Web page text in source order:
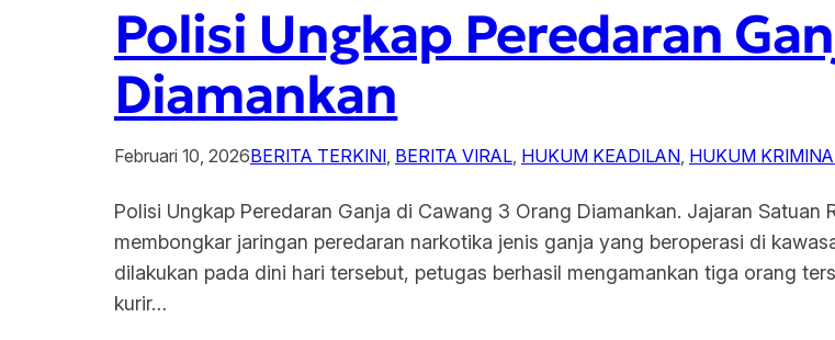
Polisi Ungkap Peredaran
Diamankan
Februari 10, 2026BERITA TERKINI, BERITA VIRAL, HUKUM KEADILAN, HUKUM
Polisi Ungkap Peredaran Ganja di Cawang 3 Orang Diamankan. Jajaran
membongkar jaringan peredaran narkotika jenis ganja yang beroperasi di
dilakukan pada dini hari tersebut, petugas berhasil mengamankan tiga orang
kurir…